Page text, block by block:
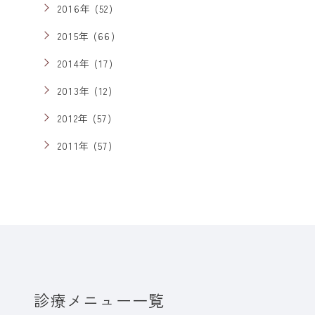
2016年 (52)
2015年 (66)
2014年 (17)
2013年 (12)
2012年 (57)
2011年 (57)
診療メニュー一覧